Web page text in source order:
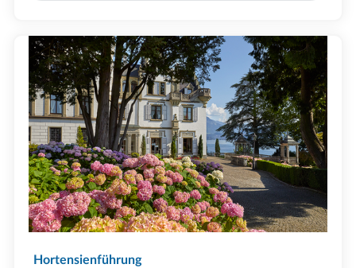
Hortensienführung